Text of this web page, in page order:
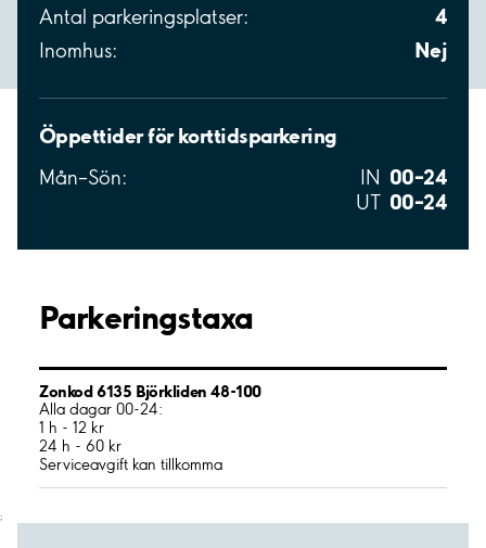
Antal parkeringsplatser: 4
Inomhus: Nej
Öppettider för korttidsparkering
Mån–Sön: IN 00–24
UT 00–24
Parkeringstaxa
Zonkod 6135 Björkliden 48-100
Alla dagar 00-24:
1 h - 12 kr
24 h - 60 kr
Serviceavgift kan tillkomma
;